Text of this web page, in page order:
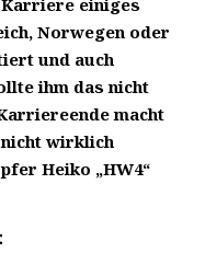
Karriere einiges
Norwegen oder
und auch
ihm das nicht
macht
wirklich
Heiko „HW4“